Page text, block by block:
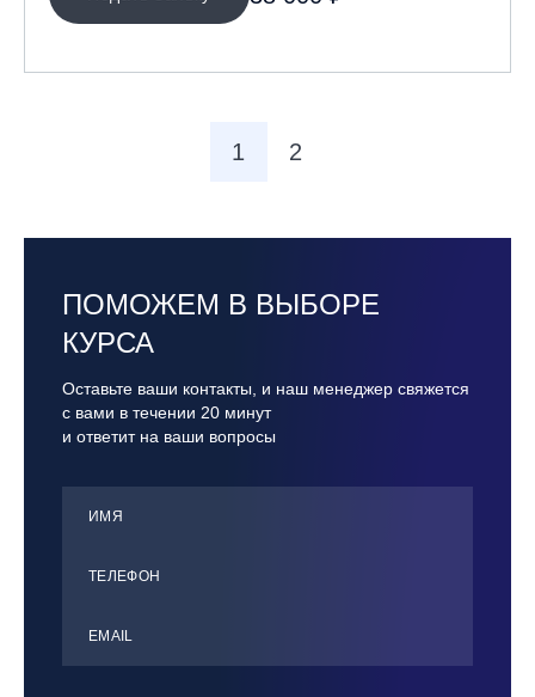
1 2
ПОМОЖЕМ В ВЫБОРЕ
КУРСА
Оставьте ваши контакты, и наш менеджер свяжется
с вами в течении 20 минут
и ответит на ваши вопросы
ИМЯ
ТЕЛЕФОН
ЕMАIL